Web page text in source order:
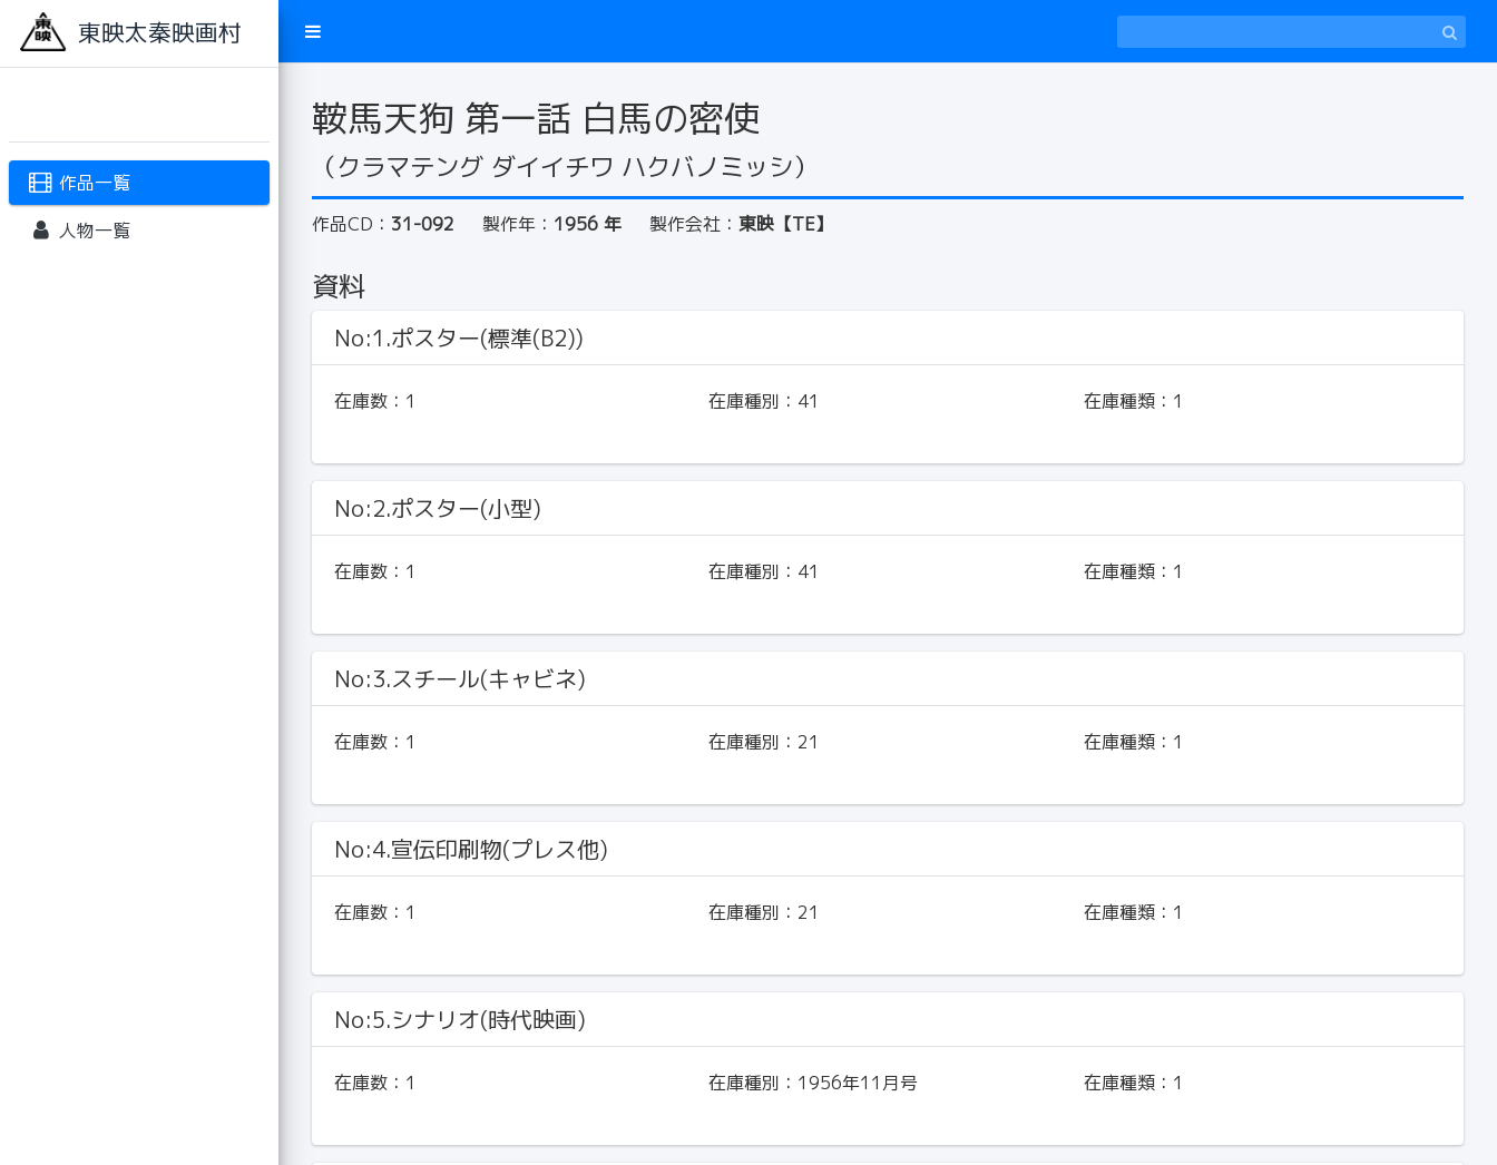
東映太秦映画村
作品一覧
人物一覧
鞍馬天狗 第一話 白馬の密使
（クラマテング ダイイチワ ハクバノミッシ）
作品CD： 31-092 製作年： 1956 年 製作会社： 東映【TE】
資料
No:1.ポスター(標準(B2))
在庫数： 1 在庫種別： 41 在庫種類： 1
No:2.ポスター(小型)
在庫数： 1 在庫種別： 41 在庫種類： 1
No:3.スチール(キャビネ)
在庫数： 1 在庫種別： 21 在庫種類： 1
No:4.宣伝印刷物(プレス他)
在庫数： 1 在庫種別： 21 在庫種類： 1
No:5.シナリオ(時代映画)
在庫数： 1 在庫種別： 1956年11月号 在庫種類： 1